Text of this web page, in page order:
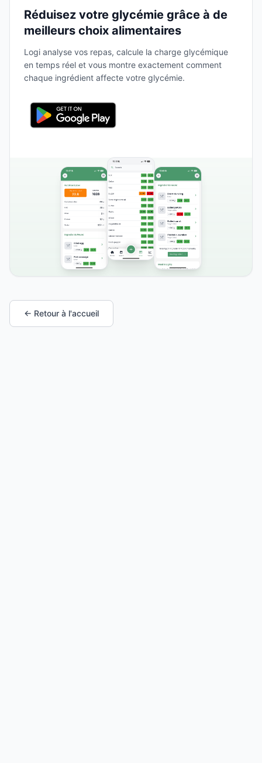
Réduisez votre glycémie grâce à de
meilleurs choix alimentaires
Logi analyse vos repas, calcule la charge glycémique
en temps réel et vous montre exactement comment
chaque ingrédient affecte votre glycémie.
← Retour à l'accueil